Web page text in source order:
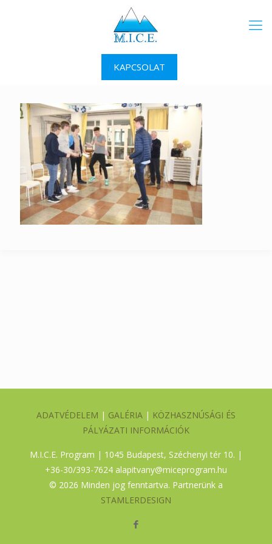
KAPCSOLAT
ADATVÉDELEM | GALÉRIA | KÖZHASZNÚSÁGI ÉS
PÁLYÁZATI INFORMÁCIÓK
M.I.C.E. Program | 1045 Budapest, Széchenyi tér 10. |
+36-30/393-7624 alapitvany@miceprogram.hu
© 2026 Minden jog fenntartva. Partnerünk a
STAMLERDESIGN